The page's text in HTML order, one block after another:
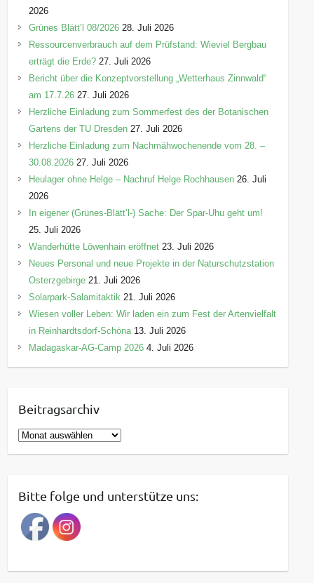
2026
Grünes Blätt’l 08/2026 28. Juli 2026
Ressourcenverbrauch auf dem Prüfstand: Wieviel Bergbau
erträgt die Erde? 27. Juli 2026
Bericht über die Konzeptvorstellung „Wetterhaus Zinnwald“
am 17.7.26 27. Juli 2026
Herzliche Einladung zum Sommerfest des der Botanischen
Gartens der TU Dresden 27. Juli 2026
Herzliche Einladung zum Nachmähwochenende vom 28. –
30.08.2026 27. Juli 2026
Heulager ohne Helge – Nachruf Helge Rochhausen 26. Juli
2026
In eigener (Grünes-Blätt’l-) Sache: Der Spar-Uhu geht um!
25. Juli 2026
Wanderhütte Löwenhain eröffnet 23. Juli 2026
Neues Personal und neue Projekte in der Naturschutzstation
Osterzgebirge 21. Juli 2026
Solarpark-Salamitaktik 21. Juli 2026
Wiesen voller Leben: Wir laden ein zum Fest der Artenvielfalt
in Reinhardtsdorf-Schöna 13. Juli 2026
Madagaskar-AG-Camp 2026 4. Juli 2026
Beitragsarchiv
B
e
r
a
g
a
Bitte folge und unterstütze uns: